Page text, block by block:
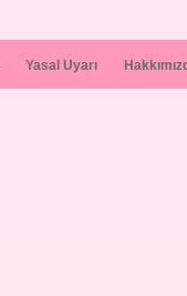
Yasal Uyarı